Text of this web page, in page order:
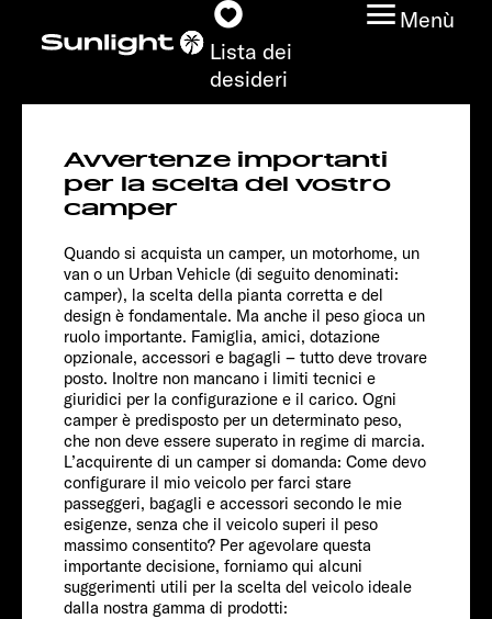
Lista dei
desideri
Menù
Modelli
Configuratore
Trovate il vostro
Sunlight
Ricerca concessionari
Scoprire
Servizi
Avvertenze importanti
per la scelta del vostro
camper
Quando si acquista un camper, un motorhome, un
van o un Urban Vehicle (di seguito denominati:
camper), la scelta della pianta corretta e del
design è fondamentale. Ma anche il peso gioca un
ruolo importante. Famiglia, amici, dotazione
opzionale, accessori e bagagli – tutto deve trovare
posto. Inoltre non mancano i limiti tecnici e
giuridici per la configurazione e il carico. Ogni
camper è predisposto per un determinato peso,
che non deve essere superato in regime di marcia.
L’acquirente di un camper si domanda: Come devo
configurare il mio veicolo per farci stare
passeggeri, bagagli e accessori secondo le mie
esigenze, senza che il veicolo superi il peso
massimo consentito? Per agevolare questa
importante decisione, forniamo qui alcuni
suggerimenti utili per la scelta del veicolo ideale
dalla nostra gamma di prodotti:
T 68Adventure
Chassis